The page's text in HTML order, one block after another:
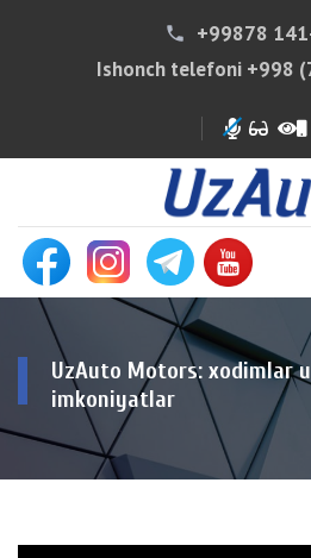
phone
+99878
Ishonch telefoni +998
UzAuto Motors: xodimlar
imkoniyatlar